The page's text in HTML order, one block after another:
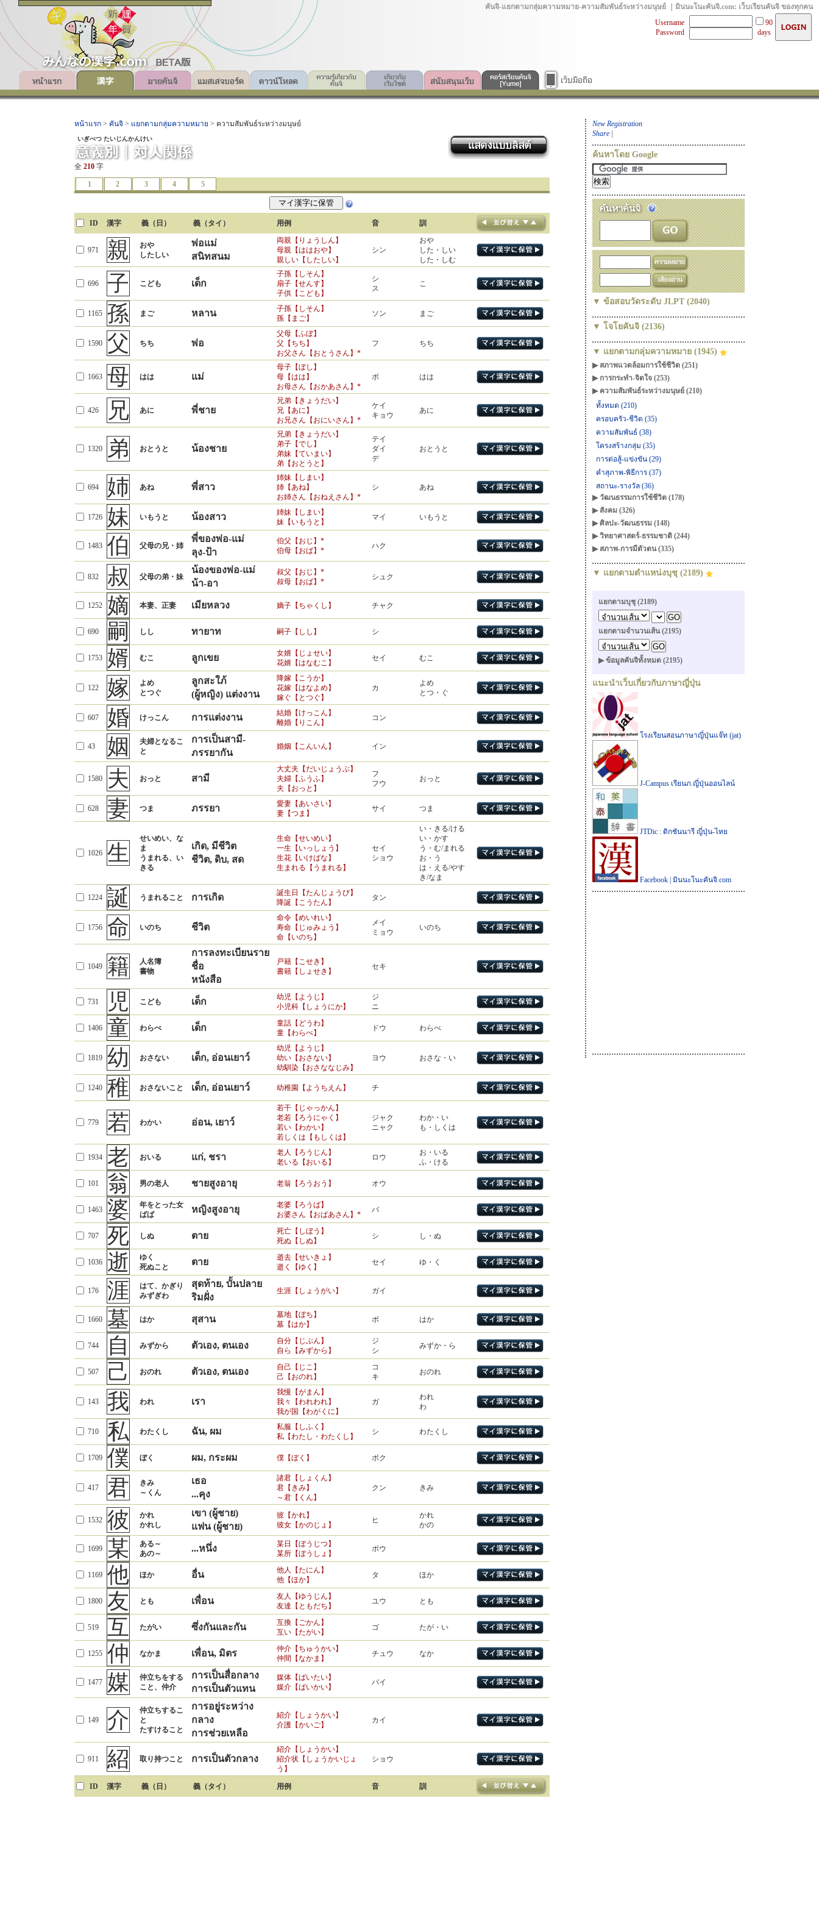
คันจิ-แยกตามกลุ่มความหมาย-ความสัมพันธ์ระหว่างมนุษย์ ｜มินนะโนะคันจิ.com: เว็บเรียนคันจิ ของทุกคน
Username
Password
90
days
New Registration
Share
ค้นหาโดย Google
▼ ข้อสอบวัดระดับ JLPT (2040)
▼ โจโยคันจิ (2136)
▼ แยกตามกลุ่มความหมาย (1945)
▶ สภาพแวดล้อมการใช้ชีวิต (251)
▶ การกระทำ-จิตใจ (253)
▶ ความสัมพันธ์ระหว่างมนุษย์ (210)
ทั้งหมด (210)
ครอบครัว-ชีวิต (35)
ความสัมพันธ์ (38)
โครงสร้างกลุ่ม (35)
การต่อสู้-แข่งขัน (29)
คำสุภาพ-พิธีการ (37)
สถานะ-รางวัล (36)
▶ วัฒนธรรมการใช้ชีวิต (178)
▶ สังคม (326)
▶ ศิลปะ-วัฒนธรรม (148)
▶ วิทยาศาสตร์-ธรรมชาติ (244)
▶ สภาพ-การมีตัวตน (335)
▼ แยกตามตำแหน่งบุชุ (2189)
แยกตามบุชุ (2189)
แยกตามจำนวนเส้น (2195)
▶ ข้อมูลคันจิทั้งหมด (2195)
แนะนำเว็บเกี่ยวกับภาษาญี่ปุ่น
โรงเรียนสอนภาษาญี่ปุ่นแจ๊ท (jat)
J-Campus เรียนภ.ญี่ปุ่นออนไลน์
JTDic : ดิกชันนารี ญี่ปุ่น-ไทย
Facebook | มินนะโนะคันจิ.com
หน้าแรก > คันจิ > แยกตามกลุ่มความหมาย > ความสัมพันธ์ระหว่างมนุษย์
いぎべつ たいじんかんけい
全 210 字
1 2 3 4 5
ID 漢字 義（日） 義（タイ） 用例 音 訓
971 親
おや
したしい
พ่อแม่
สนิทสนม
両親【りょうしん】
母親【ははおや】
親しい【したしい】
シン
おや
した・しい
した・しむ
696 子 こども เด็ก
子孫【しそん】
扇子【せんす】
子供【こども】
シ
ス
こ
1165 孫 まご หลาน
子孫【しそん】
孫【まご】
ソン まご
1590 父 ちち พ่อ
父母【ふぼ】
父【ちち】
お父さん【おとうさん】*
フ ちち
1663 母 はは แม่
母子【ぼし】
母【はは】
お母さん【おかあさん】*
ボ はは
426 兄 あに พี่ชาย
兄弟【きょうだい】
兄【あに】
お兄さん【おにいさん】*
ケイ
キョウ
あに
1320 弟 おとうと น้องชาย
兄弟【きょうだい】
弟子【でし】
弟妹【ていまい】
弟【おとうと】
テイ
ダイ
デ
おとうと
694 姉 あね พี่สาว
姉妹【しまい】
姉【あね】
お姉さん【おねえさん】*
シ あね
1726 妹 いもうと น้องสาว
姉妹【しまい】
妹【いもうと】
マイ いもうと
1483 伯 父母の兄・姉
พี่ของพ่อ-แม่
ลุง-ป้า
伯父【おじ】*
伯母【おば】*
ハク
832 叔 父母の弟・妹
น้องของพ่อ-แม่
น้า-อา
叔父【おじ】*
叔母【おば】*
シュク
1252 嫡 本妻、正妻 เมียหลวง 嫡子【ちゃくし】 チャク
690 嗣 しし ทายาท 嗣子【しし】 シ
1753 婿 むこ ลูกเขย
女婿【じょせい】
花婿【はなむこ】
セイ むこ
122 嫁
よめ
とつぐ
ลูกสะใภ้
(ผู้หญิง) แต่งงาน
降嫁【こうか】
花嫁【はなよめ】
嫁ぐ【とつぐ】
カ
よめ
とつ・ぐ
607 婚 けっこん การแต่งงาน
結婚【けっこん】
離婚【りこん】
コン
43 姻
夫婦となるこ
と
การเป็นสามี-
ภรรยากัน
婚姻【こんいん】 イン
1580 夫 おっと สามี
大丈夫【だいじょうぶ】
夫婦【ふうふ】
夫【おっと】
フ
フウ
おっと
628 妻 つま ภรรยา
愛妻【あいさい】
妻【つま】
サイ つま
1026 生
せいめい、な
ま
うまれる、い
きる
เกิด, มีชีวิต
ชีวิต, ดิบ, สด
生命【せいめい】
一生【いっしょう】
生花【いけばな】
生まれる【うまれる】
セイ
ショウ
い・きる/ける
い・かす
う・む/まれる
お・う
は・える/やす
き/なま
1224 誕 うまれること การเกิด
誕生日【たんじょうび】
降誕【こうたん】
タン
1756 命 いのち ชีวิต
命令【めいれい】
寿命【じゅみょう】
命【いのち】
メイ
ミョウ
いのち
1049 籍
人名簿
書物
การลงทะเบียนราย
ชื่อ
หนังสือ
戸籍【こせき】
書籍【しょせき】
セキ
731 児 こども เด็ก
幼児【ようじ】
小児科【しょうにか】
ジ
ニ
1406 童 わらべ เด็ก
童話【どうわ】
童【わらべ】
ドウ わらべ
1819 幼 おさない เด็ก, อ่อนเยาว์
幼児【ようじ】
幼い【おさない】
幼馴染【おさななじみ】
ヨウ おさな・い
1240 稚 おさないこと เด็ก, อ่อนเยาว์ 幼稚園【ようちえん】 チ
779 若 わかい อ่อน, เยาว์
若干【じゃっかん】
老若【ろうにゃく】
若い【わかい】
若しくは【もしくは】
ジャク
ニャク
わか・い
も・しくは
1934 老 おいる แก่, ชรา
老人【ろうじん】
老いる【おいる】
ロウ
お・いる
ふ・ける
101 翁 男の老人 ชายสูงอายุ 老翁【ろうおう】 オウ
1463 婆
年をとった女
ばば
หญิงสูงอายุ
老婆【ろうば】
お婆さん【おばあさん】*
バ
707 死 しぬ ตาย
死亡【しぼう】
死ぬ【しぬ】
シ し・ぬ
1036 逝
ゆく
死ぬこと
ตาย
逝去【せいきょ】
逝く【ゆく】
セイ ゆ・く
176 涯
はて、かぎり
みずぎわ
สุดท้าย, บั้นปลาย
ริมฝั่ง
生涯【しょうがい】 ガイ
1660 墓 はか สุสาน
墓地【ぼち】
墓【はか】
ボ はか
744 自 みずから ตัวเอง, ตนเอง
自分【じぶん】
自ら【みずから】
ジ
シ
みずか・ら
507 己 おのれ ตัวเอง, ตนเอง
自己【じこ】
己【おのれ】
コ
キ
おのれ
143 我 われ เรา
我慢【がまん】
我々【われわれ】
我が国【わがくに】
ガ
われ
わ
710 私 わたくし ฉัน, ผม
私服【しふく】
私【わたし・わたくし】
シ わたくし
1709 僕 ぼく ผม, กระผม 僕【ぼく】 ボク
417 君
きみ
～くん
เธอ
...คุง
諸君【しょくん】
君【きみ】
～君【くん】
クン きみ
1532 彼
かれ
かれし
เขา (ผู้ชาย)
แฟน (ผู้ชาย)
彼【かれ】
彼女【かのじょ】
ヒ
かれ
かの
1699 某
ある～
あの～
...หนึ่ง
某日【ぼうじつ】
某所【ぼうしょ】
ボウ
1169 他 ほか อื่น
他人【たにん】
他【ほか】
タ ほか
1800 友 とも เพื่อน
友人【ゆうじん】
友達【ともだち】
ユウ とも
519 互 たがい ซึ่งกันและกัน
互換【ごかん】
互い【たがい】
ゴ たが・い
1255 仲 なかま เพื่อน, มิตร
仲介【ちゅうかい】
仲間【なかま】
チュウ なか
1477 媒
仲立ちをする
こと、仲介
การเป็นสื่อกลาง
การเป็นตัวแทน
媒体【ばいたい】
媒介【ばいかい】
バイ
149 介
仲立ちするこ
と
たすけること
การอยู่ระหว่าง
กลาง
การช่วยเหลือ
紹介【しょうかい】
介護【かいご】
カイ
911 紹 取り持つこと การเป็นตัวกลาง
紹介【しょうかい】
紹介状【しょうかいじょ
う】
ショウ
ID 漢字 義（日） 義（タイ） 用例 音 訓
ID 漢字 義（日） 義（タイ） 用例 音 訓
866 助 たすける ช่วยเหลือ
救助【きゅうじょ】
助ける【たすける】
助平【すけべい】
ジョ
たす・ける
たす・かる
すけ
615 佐
一
นายพัน
佐官【さかん】
佐賀県【さがけん】
サ ひだり
80 援 たすけること การช่วยเหลือ
援助【えんじょ】
救援【きゅうえん】
エン
356 協
せること
ความร่วมมือ
協力【きょうりょく】
協会【きょうかい】
キョウ
請
こう
と
申請【しんせい】
請う【こう】
シン
う・ける
託
たのむこと
การพึ่งพา
การขอร้อง
委託【いたく】
託児【たくじ】
タク
依
พึ่งพา
依頼【いらい】
依然【いぜん】
イ
エ
頼
たのもしい
พึ่งพาได้
信頼【しんらい】
頼む【たのむ】
頼る【たよる】
渉
かかわること
การเข้าไปเกี่ยวข้อง
การเดินข้ามน้ำ
交渉【こうしょう】
渉外【しょうがい】
938 譲 ゆずる เสียสละ, ยกให้
譲渡【じょうと】
ジョウ ゆず・る
与 ให้, มอบให้
給与【きゅうよ】
与える【あたえる】
1189 貸 かす ให้ยืม
賃貸【ちんたい】
貸す【かす】
タイ
773 借 かりる ยืม
借金【しゃっきん】
シャク
1139 遭 あう เจอ, ประสบ
遭難【そうなん】
ソウ
409 遇
思いがけなく
การประสบ-พบเจอ
โดยไม่ทันคิด
遭遇【そうぐう】
待遇【たいぐう】
グウ
890 招 まねく เชิญ
招待【しょうたい】
招く【まねく】
ショウ まね・く
450 迎 むかえる ไปรับ, ต้อนรับ
歓迎【かんげい】
迎える【むかえる】
ゲイ
1586 扶 たすけること การช่วยเหลือ
扶育【ふいく】
フ
養
栄養【えいよう】
養う【やしなう】
ヨウ
34 育
そだてる
そだつ
เติบโต
教育【きょういく】
育てる【そだてる】
イク
そだ・つ
ある事につく
出すこと
การตายด้วยความ
殉教【じゅんきょう】
遺 のこること การเหลือทิ้งไว้
遺産【いさん】
遺言【ゆいごん】*
イ
1373 悼 いたむ อาลัย, คร่ำครวญ
悼む【いたむ】
トウ いた・む
人
ひと
คน
มนุษย์
人生【じんせい】
人間【にんげん】
人々【ひとびと】
ジン
ニン
1017 性 せい เพศ
性別【せいべつ】
男 ผู้ชาย
男女【だんじょ】
男性【だんせい】
男の人【おとこの人】
868 女 おんな ผู้หญิง
女性【じょせい】
女房【にょうぼう】
女の人【おんなのひと】
女神【めがみ】
ジョ
ニョ
ニョウ
め
1935 郎
男
ผู้ชาย
新郎【しんろう】
野郎【やろう】
ロウ
1581 婦
おんな
ผู้หญิง
ภรรยา
新婦【しんぷ】
フ
1754 娘 むすめ
ลูกสาว
เด็กสาว
娘【むすめ】 むすめ
930 嬢
未婚の女子
ผู้หญิงที่ยังไม่
แต่งงาน
お嬢さん【おじょうさん】 ジョウ
767 者 もの คน, บุคคล
若者【わかもの】
シャ もの
181 各 おの แต่ละ...
各～【かく】
各々【おのおの】
カク おの
354 共 とも ด้วยกัน
共通【きょうつう】
共に【ともに】
キョウ とも
皆
ทั้งหมด
皆勤【かいきん】
皆【みんな】
1015 姓 みょうじ นามสกุล
姓名【せいめい】
小姓【こしょう】
セイ
ショウ
名 ชื่อ
有名【ゆうめい】
本名【ほんみょう】
名前【なまえ】
メイ
ミョウ
708 氏
なまえ
～し
ชื่อ
คำเรียกต่อท้ายชื่อ
氏名【しめい】
鈴木氏【すずきし】
氏【うじ】
シ うじ
1161 族 かぞく
ครอบครัว
家族【かぞく】
民族【みんぞく】
ゾク
1746 民 たみ
ประชากร
พลเมือง
国民【こくみん】
民【たみ】
ミン たみ
系
分類、部門
つながること
แผนก, สาย
การเชื่อมต่อ
理系【りけい】
文系【ぶんけい】
類 しゅるい ชนิด, ประเภท
類似【るいじ】
同類【どうるい】
1159 属
つき従うこと
つらなること
สังกัด, ขึ้นกับ
付属【ふぞく】
金属【きんぞく】
ゾク
1515 班 はん กลุ่ม 班【はん】 ハン
1107 組
くみ
กลุ่ม
組織【そしき】
組む【くむ】
ソ
くみ
集
รวม, รวบรวม,
รวมกลุ่ม
収集【しゅうしゅう】
集まる【あつまる】
あつ・まる
団 กลุ่ม
集団【しゅうだん】
団体【だんたい】
群 むれる ฝูง, กลุ่ม
群れる【むれる】
む・れる
衆
多くのひと
ฝูงชน
คนจำนวนมาก
会
あう
（人とあう）
พบ
大会【たいかい】
会う【あう】
エ
漢字 用例
ID 漢字 義（日） 義（タイ） 用例 音 訓
1354 徒
なかま
あるくこと
เพื่อน, มิตร
การเดิน
生徒【せいと】
徒歩【とほ】
ト
僚
ともだち
เพื่อน
同僚【どうりょう】
閣僚【かくりょう】
リョウ
輩
ともがら
なかま
เพื่อน
先輩【せんぱい】
後輩【こうはい】
閥 พรรคพวก
財閥【ざいばつ】
派閥【はばつ】
1518 般 物事の種類
一般【いっぱん】
全般【ぜんぱん】
ハン
1659 募 つのる
สะสม
เพิ่มสูงขึ้น
รุนแรงขึ
募集【ぼしゅう】
募る【つのる】
ボ つの・る
孤
孤独【こどく】
孤児【こじ】
独
ひとり
ลำพัง
独立【どくりつ】
独り【ひとり】
ドク
1277 挑 いどむ
ท้าทาย
挑戦【ちょうせん】
挑む【いどむ】
チョウ いど・む
競 きそう แข่งขัน
競争【きょうそう】
競馬【けいば】
キョウ
ケイ
きそ・う
せ・る
争 ต่อสู้, สู้รบ
戦争【せんそう】
1399 闘 たたかう ต่อสู้, สู้รบ
戦闘【せんとう】
戦う【たたかう】
トウ
1705 謀 はかる
วางแผน
無謀【むぼう】
ボウ
侵 おかす รุกล้ำ
侵入【しんにゅう】
シン
妨
さまたげる
ขัดขวาง, ก่อกวน
妨害【ぼうがい】
妨げる【さまたげる】
ボウ さまた・げる
1109 阻 はばむ จำกัด, ป้องกัน
阻止【そし】
阻む【はばむ】
ソ はば・む
1321 抵
さからうこと
おおかた
การต่อต้าน
抵抗【ていこう】
大抵【たいてい】
テイ
552 抗
さからうこと
はりあつこと
การต่อต้าน
การแข่งขัน
対抗【たいこう】
コウ
342 拒 こばむ ปฏิเสธ
拒否【きょひ】
拒む【こばむ】
キョ こば・む
1229 断
ことわる
たつ（続けて
ขัดขวาง
遮断【しゃだん】
断る【ことわる】
断つ【たつ】
ダン
ことわ・る
排
と
外へおしだす
こと
การปล่อยออก
การทิ้งสู่ภายนอก
排除【はいじょ】
排水【はいすい】
ハイ
1044 斥
ขับไล่
排斥【はいせき】 セキ
抑
ระงับ, อดกลั้น
抑制【よくせい】
抑える【おさえる】
6 圧 あつ
แรงดัน
圧縮【あっしゅく】
アツ
禁
さしとめるこ
ห้าม, ต้องห้าม
禁止【きんし】
守
厳守【げんしゅ】
留守番【るすばん】
守る【まもる】
子守唄【こもりうた】*
シュ
ス
も・り
529 護
まもること
รักษา, ดูแล
看護婦【かんごふ】
護衛【ごえい】
ゴ
衛
衛星【えいせい】
自衛隊【じえいたい】
防
防災【ぼうさい】
防ぐ【ふせぐ】
874 勝 かつ ชนะ
勝負【しょうぶ】
勝つ【かつ】
ショウ
か・つ
まさ・る
1595 負 まける แพ้
負担【ふたん】
負ける【まける】
ま・ける
ま・かす
お・う
1469 敗
やぶれる
（敗北）
แพ้
敗れる【やぶれる】
ハイ
逃
にげる
のがす
หนี
ปล่อย, หลุด
逃走【とうそう】
逃げる【にげる】
逃す【のがす】
のが・す
のが・れる
1547 避 さける เลี่ยง, หลบ, หนี
避難【ひなん】
避ける【さける】
ヒ さ・ける
詰 つめる
อัดแน่น
เบียด
詰問【きつもん】
詰める【つめる】
謝
あやまる
（わびる）
ขอโทษ
(ขอบคุณ)
感謝【かんしゃ】
謝る【あやまる】
シャ
346 許 ゆるす อนุญาต
許可【きょか】
許す【ゆるす】
キョ ゆる・す
524 御
意を添える接
คำนำหน้าเพื่อ
ความสุภาพ
御飯【ごはん】
制御【せいぎょ】
御社【おんしゃ】
ギョ
ゴ
おん
1349 殿 とのさま
เจ้านาย, ท่าน...
宮殿【きゅうでん】
殿様【とのさま】
～殿【どの】
デン
との
どの
877 召 めす (รูปยกย่อง) กิน, ดื่ม
召集【しょうしゅう】
召し上がる【めしあがる】
ショウ め・す
賜
(ผู้ใหญ่) ให้
รับ (จากผู้ใหญ่)
恩賜【おんし】
賜る【たまわる】
貢 みつぐ มอบ, ถวาย
貢献【こうけん】
貢ぐ【みつぐ】
コウ
みつ・ぐ
478 献
たてまつるこ
と
การมอบ, อุทิศ
献血【けんけつ】
献立【こんだて】
コン
1669 奉 たてまつる มอบ, ถวาย
奉納【ほうのう】
奉る【たてまつる】
ブ
1313 呈
と
การถวาย, แสดง
呈示【ていじ】
贈呈【ぞうてい】
テイ
377 仰 あおぐ แหงน
仰天【ぎょうてん】
仰ぐ【あおぐ】
ギョウ
あお・ぐ
臨
のぞむ
（むかう）
เผชิญ
เข้าร่วม
臨時【りんじ】
臨む【のぞむ】
73 謁 おめみえ
การเข้าเฝ้า, การ
เข้าพบ
拝謁【はいえつ】
エツ
685 伺 うかがう
(รูปถ่อมตน) ถาม
ไปเยี่ยม, พบ
伺候【しこう】
シ うかが・う
672 参 まいる (รูปถ่อมตน) ไป, มา
参加【さんか】
参る【まいる】
サン
漢字 用例
ID 漢字 義（日） 義（タイ） 用例 音 訓
965 申 もうす (รูปถ่อมตน) พูด
申請【しんせい】
申す【もうす】
シン もう・す
啓
申し上げるこ
拝啓【はいけい】
888 承 うけたまわる รับ (คำสั่ง)
了承【りょうしょう】
承る【うけたまわる】
ショウ うけたまわ・る
1242 致 いたす (รูปถ่อมตน) ทำ
一致【いっち】
致す【いたす】
チ いた・す
1166 尊 とうとい
尊敬【そんけい】
尊い【とうとい】
ソン
たっと・い
とうと・ぶ
437 敬 うやまう เคารพ
敬語【けいご】
敬う【うやまう】
ケイ うやま・う
謙
へりくだるこ
と
謙譲【けんじょう】
謙虚【けんきょ】
ケン
362 恭
うやまうこと
การเคารพ, ยกย่อง
恭賀【きょうが】
恭しい【うやうやしい】
キョウ うやうや・しい
謹
ระวังรักษาร่างกาย-
จิตใจให้บริสุทธิ์
謹賀新年【きんがしんね
ん】
謹む【つつしむ】
837 粛
うやうやしく
すること
เคร่งขรึม
厳粛【げんしゅく】
静粛【せいしゅく】
シュク
959 慎 つつしむ ระมัดระวัง
慎重【しんちょう】
慎む【つつしむ】
シン
300 儀
礼式
พิธี
มารยาท
儀式【ぎしき】
礼儀【れいぎ】
ギ
746 式 しき
พิธี
รูปแบบ
入学式【にゅうがくしき】
シキ
宴
酒食を設け、
楽しむこと
การจัดเลี้ยง-เฉลิม
ฉลอง
宴会【えんかい】
披露宴【ひろうえん】
625 催 もよおす จัดงาน
開催【かいさい】
催す【もよおす】
サイ もよお・す
1536 披 ひろめること
การเปิด
การทำให้เป็นที่
กว้างขวาง
披露【ひろう】
披歴【ひれき】
ヒ
贈
おくる
（贈与）
มอบของ
贈る【おくる】
ソウ
誓
誓約【せいやく】
誓う【ちかう】
433 慶
慶弔金【けいちょうきん】
慶事【けいじ】
ケイ
835 祝 いわう เฉลิมฉลอง
祝日【しゅくじつ】
いわ・う
146 賀 いわうこと
การแสดงความ
ยินดี, อวยพร
年賀状【ねんがじょう】
謹賀【きんが】
ガ
796 寿 ことぶき
อายุยืน
寿【ことぶき】
ジュ ことぶき
弔
ชีวิต
慶弔【けいちょう】
弔う【とむらう】
1134 葬 ほうむる ฝังศพ
葬儀【そうぎ】
ソウ ほうむ・る
位
じゅんい
ตำแหน่ง
ลำดับ
順位【じゅんい】
位置【いち】
183 格
きそく
กฏ, วิธี
合格【ごうかく】
格子【こうし】
カク
コウ
級 きゅう ระดับ
一級【いっきゅう】
上級【じょうきゅう】
キュウ
564 皇 てんのう จักรพรรดิ
天皇【てんのう】*
皇居【こうきょ】
コウ
1316 帝
天子
จักรพรรดิ
帝王【ていおう】
テイ
王
王様【おうさま】
王国【おうこく】
オウ
1638 陛 宮殿の階段 บันไดพระราชวัง
天皇陛下【てんのうへい
か】
両陛下【りょうへいか】
ヘイ
朕
คำเรียกตัวเองของ
จักรพรรดิ
916 詔 みことのり
พระบรม
ราชโองการ
詔書【しょうしょ】
大詔【たいしょう】
ショウ
1291 勅
天子の命令
พระราชกฤษฎีกา
詔勅【しょうちょく】
勅命【ちょくめい】
チョク
740 璽 ぎょじ พระราชลัญจกร
国璽【こくじ】
御璽【ぎょじ】
ジ
540 后
おきさき
こうごう
ราชินี
จักรพรรดินี
后妃【こうひ】
コウ
1531 妃
おきさき
ราชินี
จักรพรรดินี
后妃【こうひ】
妃殿下【ひでんか】
お妃【おきさき】
ヒ
姫 姫様【ひめさま】
公
公園【こうえん】
公【おおやけ】
コウ
侯
五等爵の第２
ขั้นที่สองของยศ
侯爵【こうしゃく】
爵 貴族の階級 ยศขุนนาง 爵位【しゃくい】
臣
大臣【だいじん】
ん】
シン
ジン
奴 召使い คนรับใช้
奴隷【どれい】
奴【やつ】
隷
召使い
徒刑の罪人
คนรับใช้
นักโทษ
奴隷【どれい】
紳
身分・教養の
優れて高い人
คนที่มีระดับ-การ
ศึกษา
紳士【しんし】
紳士服【しんしふく】
834 淑
ผู้ดี
คุณงามความดี
貞淑【ていしゅく】
淑女【しゅくじょ】
シュク
782 主
おも
เจ้าของ
สำคัญ
主人公【しゅじんこう】
坊主【ぼうず】
地主【じぬし】
主な【おもな】
ス
おも
客 แขก, ลูกค้า
顧客【こきゃく】
旅客【りょかく】
キャク
カク
賓
うやまうべき
แขกผู้เคารพยกย่อง
来賓【らいひん】
賓客【ひんかく・ひんきゃ
く】
貴 とうとい
น่าเคารพ
สูงส่ง
貴重【きちょう】
とうと・ぶ
ID 漢字 義（日） 義（タイ） 用例 音
ID 漢字 義（日） 義（タイ） 用例 音 訓
147 雅
みやびやかな
こと
หรูหรา, สง่างาม 優雅【ゆうが】 ガ
卑
ต่ำทราม
ละโมภ
卑劣【ひれつ】
卑しい【いやしい】
ヒ
いや・しい
いや・しめる
416 勲
た功労
สิ่งที่ทำเพื่อประเทศ
เหรียญตรา
勲章【くんしょう】
殊勲【しゅくん】
功 ความสำเร็จ
成功【せいこう】
功徳【くどく】
ク
賞 รางวัล
賞金【しょうきん】
～賞【しょう】
褒
褒賞【ほうしょう】
褒める【ほめる】
賛
力をそえるこ
ร่วมแรง
賛成【さんせい】
賛否【さんぴ】
サン
907 称
呼び名
ชื่อเรียก
名称【めいしょう】
愛称【あいしょう】
ショウ
1817 誉 ほまれ เกียรติยศ
名誉【めいよ】
誉れ【ほまれ】
ヨ ほま・れ
887 彰
あらわすこと
あきらかにす
ること
การประกาศ, แสดง
表彰【ひょうしょう】
表彰状【ひょうしょうじょ
う】
ショウ
ID 漢字 義（日） 義（タイ） 用例 音 訓